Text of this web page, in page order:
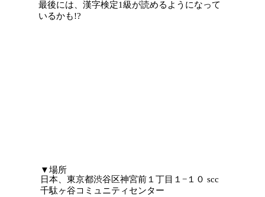
最後には、漢字検定1級が読めるようになって
いるかも!?
日本、東京都渋谷区神宮前１丁目１−１０ scc
千駄ヶ谷コミュニティセンター
​▼場所